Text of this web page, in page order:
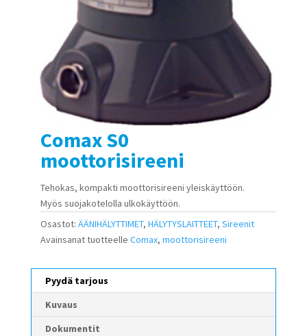
Comax S0
moottorisireeni
Tehokas, kompakti moottorisireeni yleiskäyttöön.
Myös suojakotelolla ulkokäyttöön.
Osastot: ÄÄNIHÄLYTTIMET, HÄLYTYSLAITTEET, Sireenit
Avainsanat tuotteelle Comax, moottorisireeni
Pyydä tarjous
Kuvaus
Dokumentit